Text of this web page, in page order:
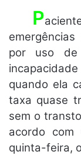
P
por uso de
quando ela
taxa quase
sem o
acordo com
quinta-feira,